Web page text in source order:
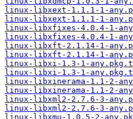
linux-libxext-1.1.1-1-
linux-libxext-1.1.1-1-
linux-libxfixes-4.0.4-1-
linux-libxfixes-4.0.4-1-
linux-libxft-2.1.14-1-
linux-libxft-2.1.14-1-
linux-libxi-1.3-1-
linux-libxi-1.3-1-
linux-libxinerama-1.1-2-
linux-libxinerama-1.1-2-
linux-libxml2-2.7.6-3-
linux-libxml2-2.7.6-3-
linux-libxmu-1.0.5-2-